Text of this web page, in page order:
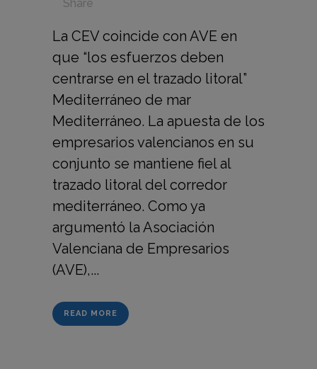
Share
La CEV coincide con AVE en
que “los esfuerzos deben
centrarse en el trazado litoral”
Mediterráneo de mar
Mediterráneo. La apuesta de los
empresarios valencianos en su
conjunto se mantiene fiel al
trazado litoral del corredor
mediterráneo. Como ya
argumentó la Asociación
Valenciana de Empresarios
(AVE),...
READ MORE